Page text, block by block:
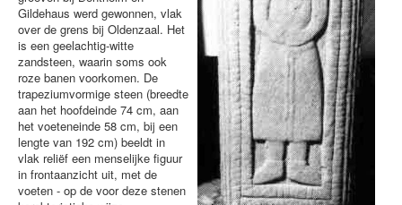
Gildehaus werd gewonnen, vlak
over de grens bij Oldenzaal. Het
is een geelachtig-witte
zandsteen, waarin soms ook
roze banen voorkomen. De
trapeziumvormige steen (breedte
aan het hoofdeinde 74 cm, aan
het voeteneinde 58 cm, bij een
lengte van 192 cm) beeldt in
vlak reliëf een menselijke figuur
in frontaanzicht uit, met de
voeten - op de voor deze stenen